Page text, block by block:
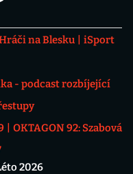
na Blesku
iSport
- podcast rozbíjející
OKTAGON 92: Szabová
2026